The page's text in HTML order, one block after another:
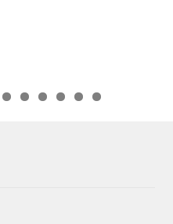
0 1 2